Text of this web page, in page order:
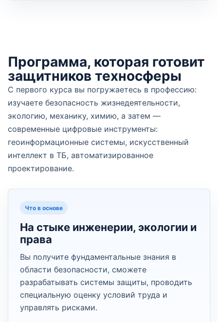
Программа, которая готовит
защитников техносферы
С первого курса вы погружаетесь в профессию:
изучаете безопасность жизнедеятельности,
экологию, механику, химию, а затем —
современные цифровые инструменты:
геоинформационные системы, искусственный
интеллект в ТБ, автоматизированное
проектирование.
Что в основе
На стыке инженерии, экологии и
права
Вы получите фундаментальные знания в
области безопасности, сможете
разрабатывать системы защиты, проводить
специальную оценку условий труда и
управлять рисками.